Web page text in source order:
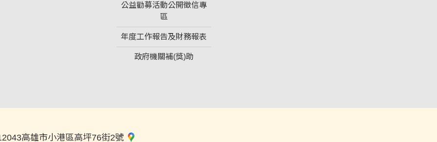
公益勸募活動公開徵信專
區
年度工作報告及財務報表
政府機關補(獎)助
高雄市小港區高坪76街2號